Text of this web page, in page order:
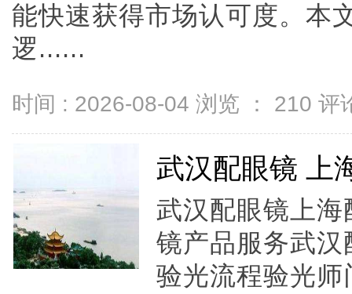
能快速获得市场认可度。本
逻......
时间 : 2026-08-04 浏览 ： 210 评
武汉配眼镜 上
武汉配眼镜上
镜产品服务武
验光流程验光